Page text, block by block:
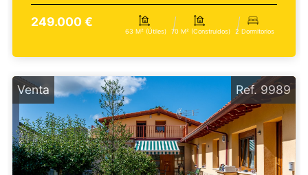
249.000 €
63 M² (útiles) 70 M² (construidos) 2 Dormitorios
Venta Ref. 9989